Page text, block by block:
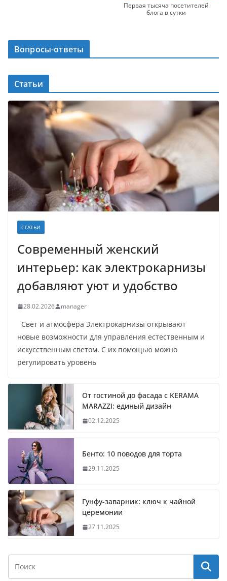
Первая тысяча посетителей
блога в сутки
Вопросы-ответы
Статьи
СТАТЬИ
Современный женский
интерьер: как электрокарнизы
добавляют уют и удобство
28.02.2026 manager
Свет и атмосфера Электрокарнизы открывают
новые возможности для управления естественным и
искусственным светом. С их помощью можно
регулировать уровень
От гостиной до фасада с KERAMA
MARAZZI: единый дизайн
02.12.2025
Бенто: 10 поводов для торта
29.11.2025
Гунфу-заварник: ключ к чайной
церемонии
27.11.2025